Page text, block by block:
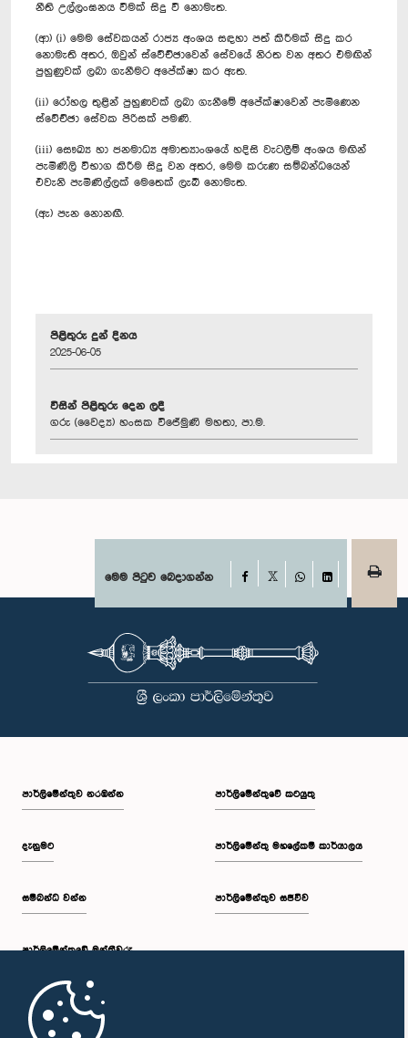
නීති උල්ලංඝනය වීමක් සිදු වී නොමැත.
(ආ) (i) මෙම සේවකයන් රාජ්‍ය අංශය සඳහා පත් කිරීමක් සිදු කර
නොමැති අතර, ඔවුන් ස්වේච්ඡාවෙන් සේවයේ නිරත වන අතර එමඟින්
පුහුණුවක් ලබා ගැනීමට අපේක්ෂා කර ඇත.
(ii) රෝහල තුළින් පුහුණවක් ලබා ගැනීමේ අපේක්ෂාවෙන් පැමිණෙන
ස්වේච්ඡා සේවක පිරිසක් පමණි.
(iii) ‍සෞඛ්‍ය හා ජනමාධ්‍ය අමාත්‍යාංශයේ හදිසි වැටලීම් අංශය මඟින්
පැමිණිලි විභාග කිරීම සිදු වන අතර, මෙම කරුණ සම්බන්ධයෙන්
එවැනි පැමිණිල්ලක් මෙතෙක් ලැබී නොමැත.
(ඇ) පැන නොනඟී.
පිළිතුරු දුන් දිනය
2025-06-05
විසින් පිළිතුරු දෙන ලදී
ගරු (වෛද්‍ය) හංසක විජේමුණි මහතා, පා.ම.
මෙම පිටුව බෙදාගන්න Facebook
WhatsAppLinkedIn
පාර්ලි‌මේන්තුව නරඹන්න
දැනුමට
සම්බන්ධ වන්න
පාර්ලි‌මේන්තුවේ මන්ත්‍රීවරු
මුල් පිටුව
පාර්ලිමේන්තුවේ කටයුතු
පාර්ලිමේන්තු මහලේකම් කාර්යාලය
පාර්ලිමේන්තුව සජීවීව